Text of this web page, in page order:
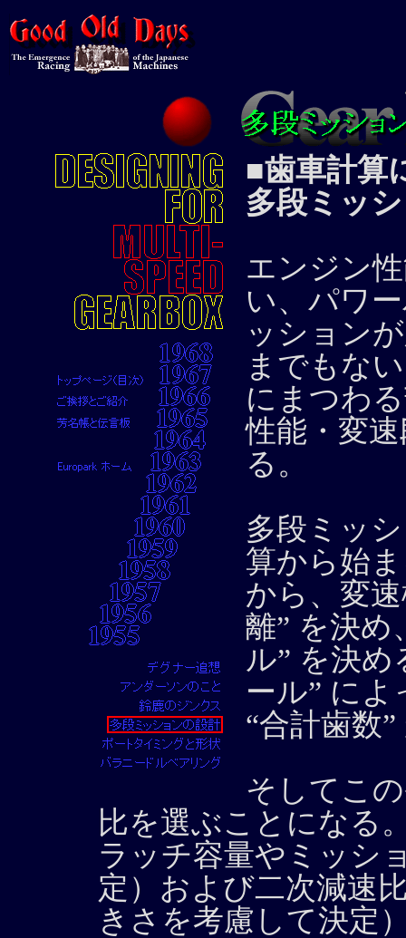
■歯車計算
多段ミッ
エンジン
い、パワ
ッション
までもな
にまつわ
性能・変
る。
多段ミッ
算から始
から、変
離” を決め
ル” を決め
ール” に
“合計歯数
そしてこ
比を選ぶことになる
ラッチ容量やミッシ
定）および二次減速
きさを考慮して決定